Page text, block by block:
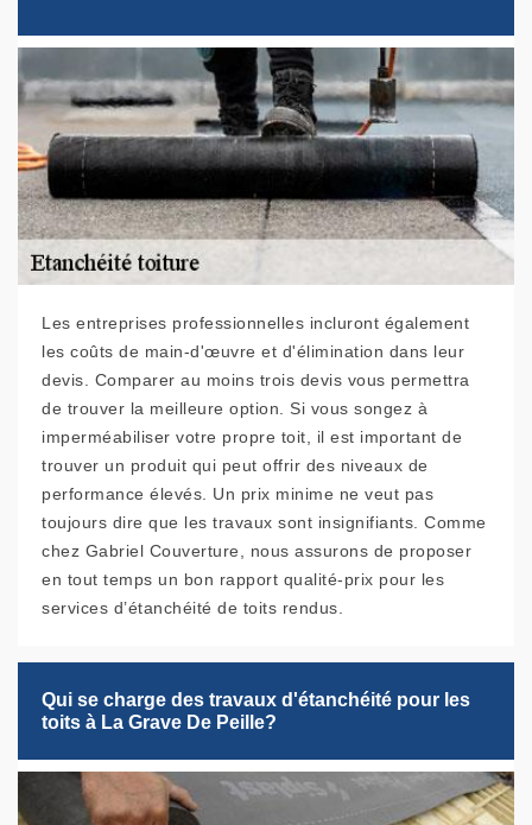
Les entreprises professionnelles incluront également
les coûts de main-d'œuvre et d'élimination dans leur
devis. Comparer au moins trois devis vous permettra
de trouver la meilleure option. Si vous songez à
imperméabiliser votre propre toit, il est important de
trouver un produit qui peut offrir des niveaux de
performance élevés. Un prix minime ne veut pas
toujours dire que les travaux sont insignifiants. Comme
chez Gabriel Couverture, nous assurons de proposer
en tout temps un bon rapport qualité-prix pour les
services d’étanchéité de toits rendus.
Qui se charge des travaux d'étanchéité pour les
toits à La Grave De Peille?